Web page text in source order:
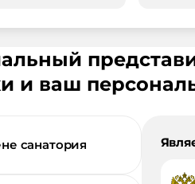
и ваш
санатория